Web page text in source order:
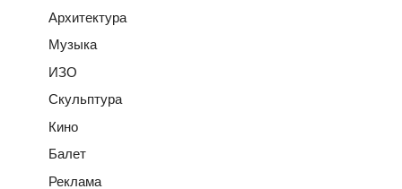
Архитектура
Музыка
ИЗО
Скульптура
Кино
Балет
Реклама